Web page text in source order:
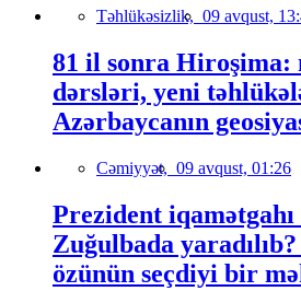
Təhlükəsizlik, 09 avqust,
81 il sonra Hiroşima:
dərsləri, yeni
Azərbaycanın
Cəmiyyət, 09 avqust, 01:26
Prezident
Zuğulbada
özünün seçdiyi bir